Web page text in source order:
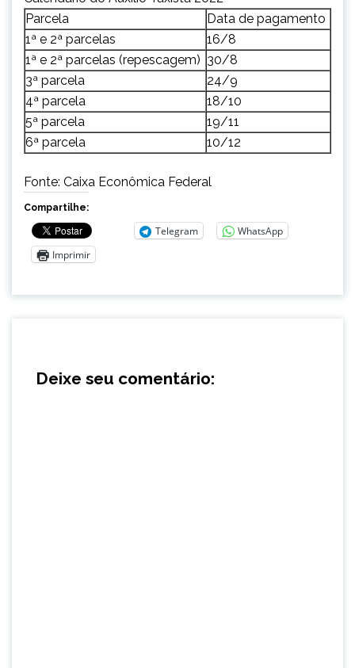
Parcela
Data de pagamento
1ª e 2ª parcelas
16/8
1ª e 2ª parcelas (repescagem) 30/8
3ª parcela
24/9
4ª parcela
18/10
5ª parcela
19/11
6ª parcela
10/12
Fonte: Caixa Econômica Federal
Compartilhe:
Telegram
WhatsApp
Imprimir
Deixe seu comentário: